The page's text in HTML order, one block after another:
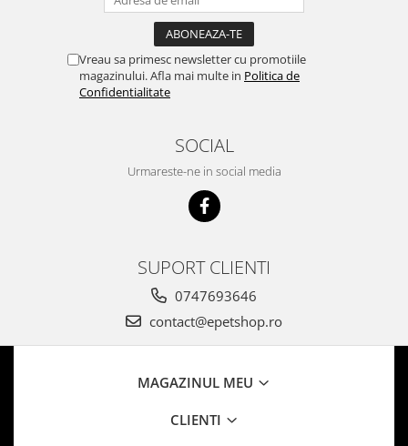
Vreau sa primesc newsletter cu promotiile
magazinului. Afla mai multe in Politica de
Confidentialitate
SOCIAL
Urmareste-ne in social media
SUPORT CLIENTI
0747693646
contact@epetshop.ro
MAGAZINUL MEU
CLIENTI